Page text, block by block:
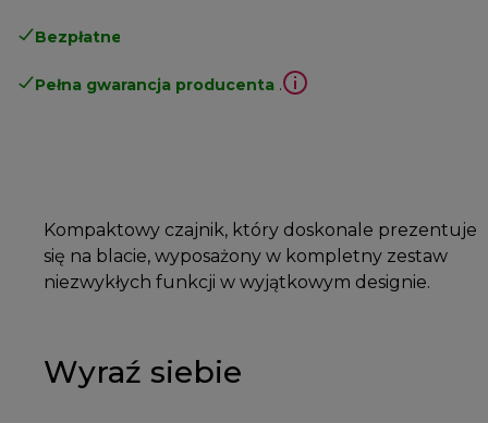
Bezpłatne zwroty
Pełna gwarancja producenta .
Kompaktowy czajnik, który doskonale prezentuje
się na blacie, wyposażony w kompletny zestaw
niezwykłych funkcji w wyjątkowym designie.
Wyraź siebie